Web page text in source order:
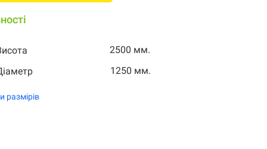
2500 мм.
1250 мм.
размірів